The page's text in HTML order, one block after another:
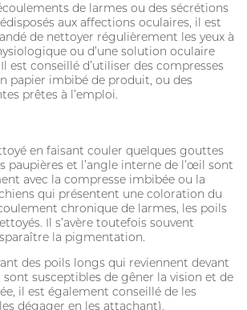
de larmes ou des sécrétions
aux affections oculaires, il est
de nettoyer régulièrement les yeux à
ou d’une solution oculaire
est conseillé d’utiliser des compresses
papier imbibé de produit, ou des
prêtes à l’emploi.
en faisant couler quelques gouttes
paupières et l’angle interne de l’œil sont
avec la compresse imbibée ou la
qui présentent une coloration du
chronique de larmes, les poils
Il s’avère toutefois souvent
la pigmentation.
des poils longs qui reviennent devant
sont susceptibles de gêner la vision et de
il est également conseillé de les
dégager en les attachant).